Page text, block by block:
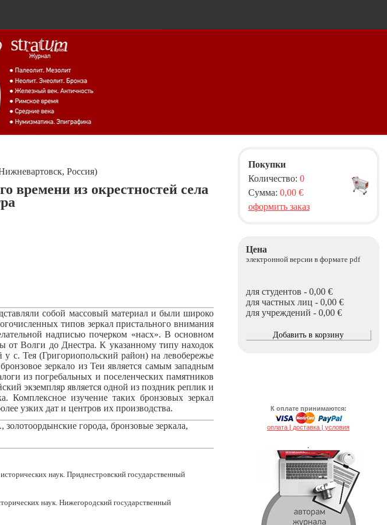
Россия)
времени из окрестностей села
собой массовый материал и были широко
типов зеркал пристального внимания
надписью почерком «насх». В основном
от Волги до Днестра. К указанному типу находок
с. Тея (Григориопольский район) на левобережье
зеркало из Теи является самым западным
из погребальных и поселенческих памятников
экземпляр является одной из поздник реплик и
Комплексное изучение таких бронзовых зеркал
узких дат и центров их производства.
города, бронзовые зеркала,
наук. Приднестровский государственный
наук. Нижегородский государственный
Покупки
Количество: 0
Сумма: 0,00 €
оформить заказ
Цена
электронной версии в формате pdf
для студентов - 0,00 €
для частных лиц - 0,00 €
для учреждений - 0,00 €
К оплате принимаются:
оплата | доставка | условия
.